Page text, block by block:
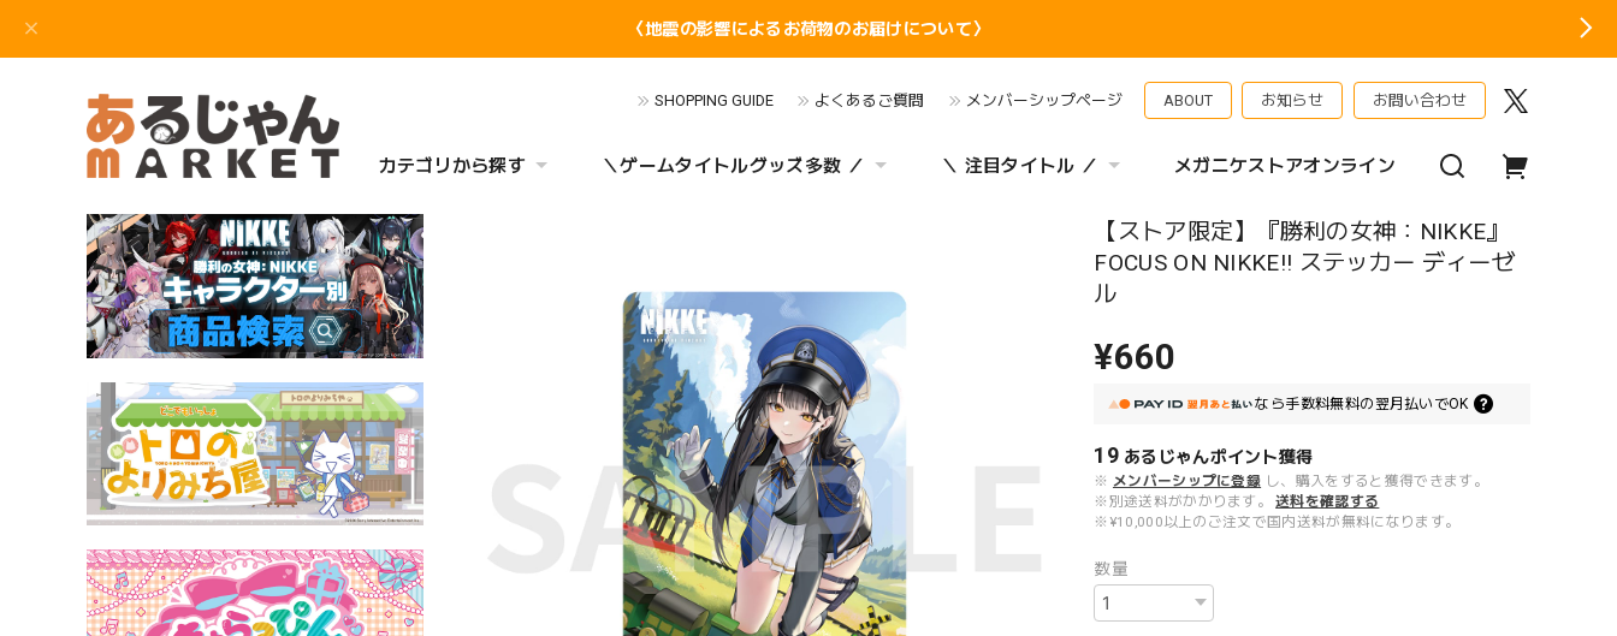
〈地震の影響によるお荷物のお届けについて〉
SHOPPING GUIDE よくあるご質問 メンバーシップページ ABOUT お知らせ お問い合わせ
カテゴリから探す ＼ゲームタイトルグッズ多数 ／ ＼ 注目タイトル ／ メガニケストアオンライン
【ストア限定】『勝利の女神：NIKKE』
FOCUS ON NIKKE!! ステッカー ディーゼ
ル
¥660
なら手数料無料の 翌月払いでOK
19 あるじゃんポイント獲得
※ メンバーシップに登録 し、購入をすると獲得できます。
※別途送料がかかります。
送料を確認する
※¥10,000以上のご注文で国内送料が無料になります。
数量